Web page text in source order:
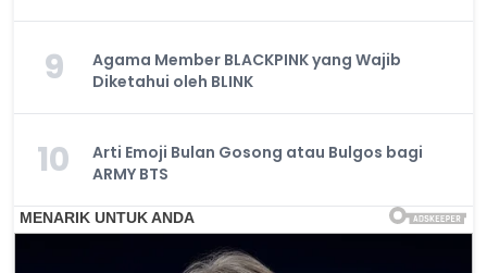
9
Agama Member BLACKPINK yang Wajib
Diketahui oleh BLINK
10
Arti Emoji Bulan Gosong atau Bulgos bagi
ARMY BTS